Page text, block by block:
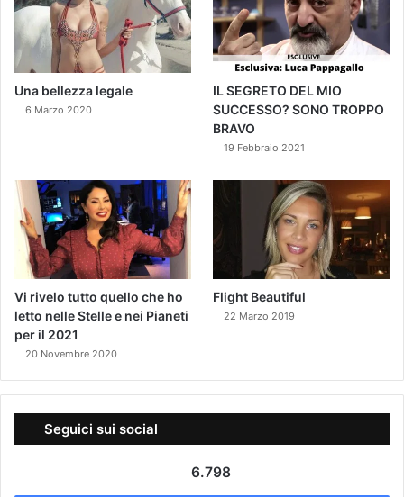
Una bellezza legale
6 Marzo 2020
IL SEGRETO DEL MIO
SUCCESSO? SONO TROPPO
BRAVO
19 Febbraio 2021
Vi rivelo tutto quello che ho
letto nelle Stelle e nei Pianeti
per il 2021
20 Novembre 2020
Flight Beautiful
22 Marzo 2019
Seguici sui social
6.798